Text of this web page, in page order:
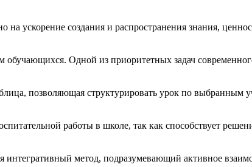
ускорение создания и распространения знания,
Одной из приоритетных задач
позволяющая структурировать урок по выбранным
работы в школе, так как способствует
метод, подразумевающий активное